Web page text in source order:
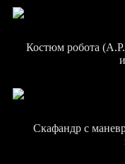
Костюм робота
Скафандр с